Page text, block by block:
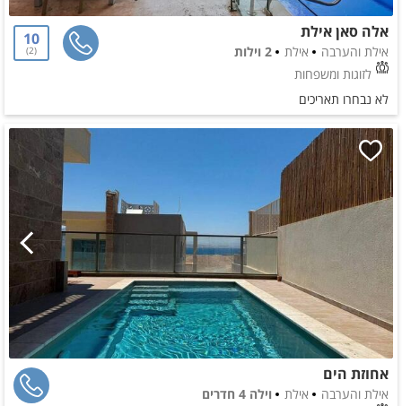
אלה סאן אילת
אילת והערבה אילת
2 וילות
לזוגות ומשפחות
10
2
לא נבחרו תאריכים
אחוזת הים
אילת והערבה אילת
וילה 4 חדרים